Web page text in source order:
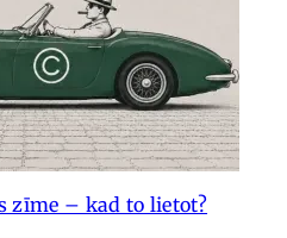
zīme – kad to lietot?